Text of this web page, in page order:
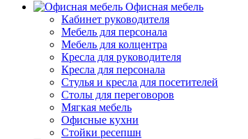
Офисная мебель
Кабинет руководителя
Мебель для персонала
Мебель для колцентра
Кресла для руководителя
Кресла для персонала
Стулья и кресла для посетителей
Столы для переговоров
Мягкая мебель
Офисные кухни
Стойки ресепшн